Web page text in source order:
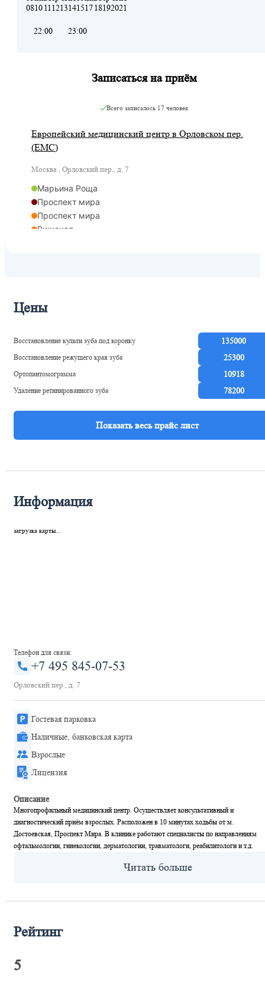
081011121314151718192021
22:00 23:00
Записаться на приём
Всего записалось 17 человек
Европейский медицинский центр в Орловском пер.
(ЕМС)
Москва , Орловский пер., д. 7
Марьина Роща
Проспект мира
Проспект мира
Рижская
Цены
Восстановление культи зуба под коронку 135000
Восстановление режущего края зуба 25300
Ортопантомограмма 10918
Удаление ретинированного зуба 78200
Информация
загрузка карты...
Телефон для связи:
+7 495 845-07-53
Орловский пер., д. 7
Гостевая парковка
Наличные, банковская карта
Взрослые
Лицензия
Описание
Многопрофильный медицинский центр. Осуществляет консультативный и
диагностический приём взрослых. Расположен в 10 минутах ходьбы от м.
Достоевская, Проспект Мира. В клинике работают специалисты по направлениям
офтальмологии, гинекологии, дерматологии, травматологи, реабилитологи и т.д.
Рейтинг
5